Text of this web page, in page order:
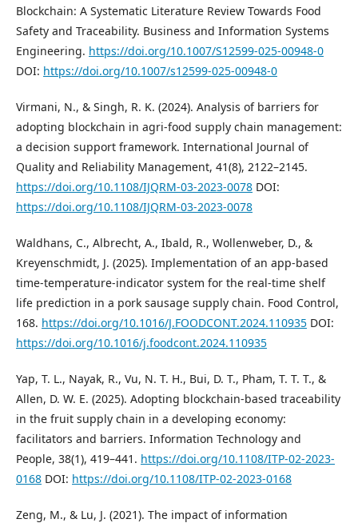
Blockchain: A Systematic Literature Review Towards Food
Safety and Traceability. Business and Information Systems
Engineering. https://doi.org/10.1007/S12599-025-00948-0
DOI: https://doi.org/10.1007/s12599-025-00948-0
Virmani, N., & Singh, R. K. (2024). Analysis of barriers for
adopting blockchain in agri-food supply chain management:
a decision support framework. International Journal of
Quality and Reliability Management, 41(8), 2122–2145.
https://doi.org/10.1108/IJQRM-03-2023-0078 DOI:
https://doi.org/10.1108/IJQRM-03-2023-0078
Waldhans, C., Albrecht, A., Ibald, R., Wollenweber, D., &
Kreyenschmidt, J. (2025). Implementation of an app-based
time-temperature-indicator system for the real-time shelf
life prediction in a pork sausage supply chain. Food Control,
168. https://doi.org/10.1016/J.FOODCONT.2024.110935 DOI:
https://doi.org/10.1016/j.foodcont.2024.110935
Yap, T. L., Nayak, R., Vu, N. T. H., Bui, D. T., Pham, T. T. T., &
Allen, D. W. E. (2025). Adopting blockchain-based traceability
in the fruit supply chain in a developing economy:
facilitators and barriers. Information Technology and
People, 38(1), 419–441. https://doi.org/10.1108/ITP-02-2023-
0168 DOI: https://doi.org/10.1108/ITP-02-2023-0168
Zeng, M., & Lu, J. (2021). The impact of information